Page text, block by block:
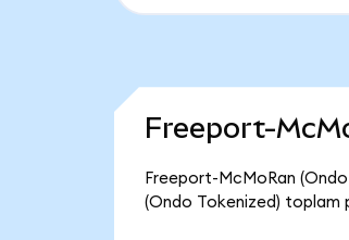
Freeport-
Freeport-McMoRan
(Ondo Tokenized) toplam